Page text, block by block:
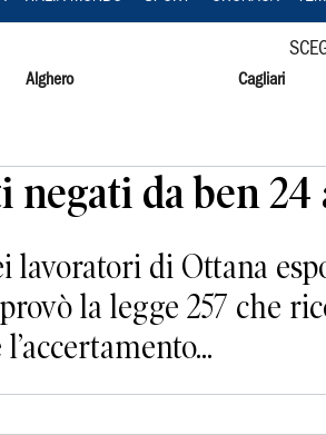
Alghero Cagliari
da ben 24
lavoratori di Ottana
la legge 257 che